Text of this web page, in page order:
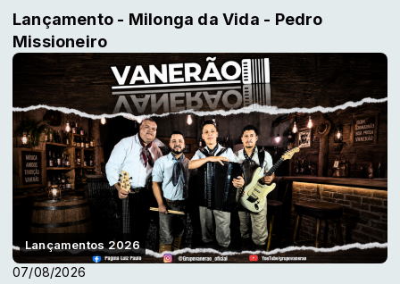
Lançamento - Milonga da Vida - Pedro
Missioneiro
Lançamentos 2026
07/08/2026